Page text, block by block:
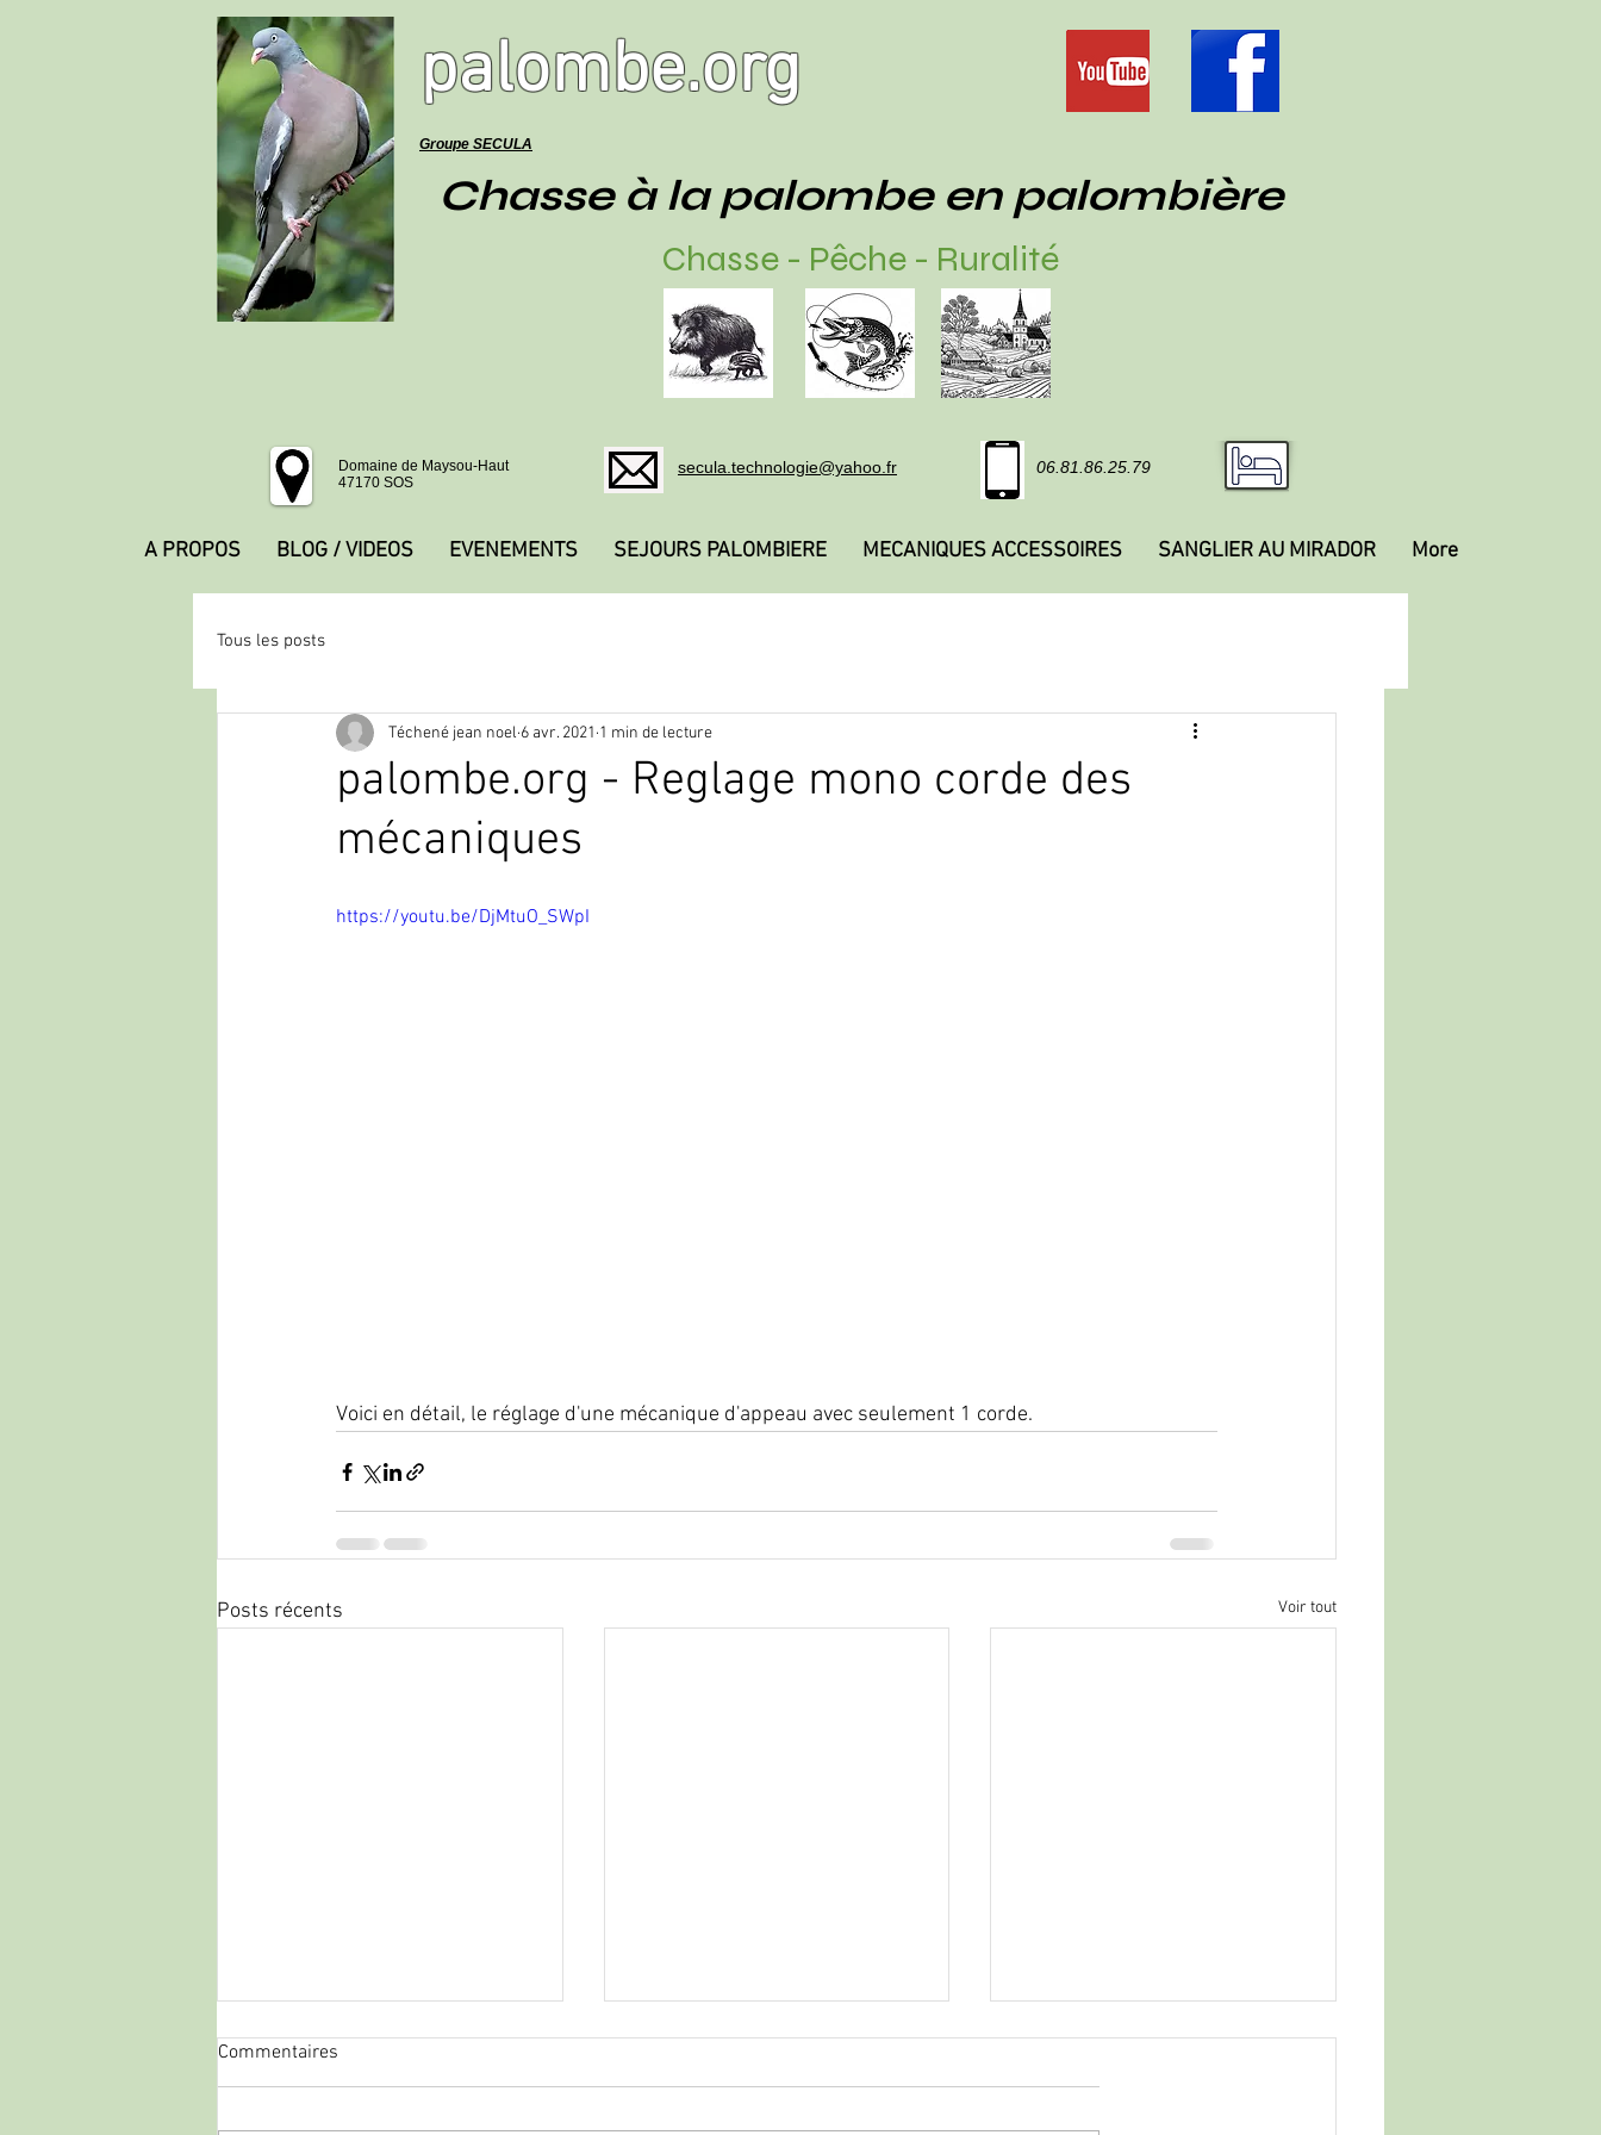
palombe.org
Groupe SECULA
Chasse à la palombe en palombière
Chasse - Pêche - Ruralité
Domaine de Maysou-Haut
47170 SOS
secula.technologie@yahoo.fr 06.81.86.25.79
A PROPOS BLOG / VIDEOS EVENEMENTS SEJOURS PALOMBIERE MECANIQUES ACCESSOIRES SANGLIER AU MIRADOR More
Tous les posts
palombe.org - Reglage mono corde des
mécaniques
Téchené jean noel 6 avr. 2021 1 min de lecture
https://youtu.be/DjMtuO_SWpI
Voici en détail, le réglage d'une mécanique d'appeau avec seulement 1 corde.
Posts récents Voir tout
Commentaires